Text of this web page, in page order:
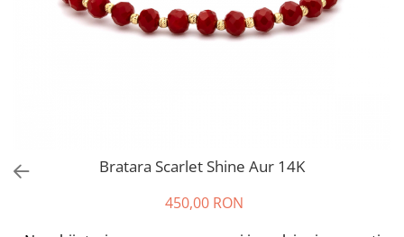
Bratara Scarlet Shine Aur 14K
450,00 RON